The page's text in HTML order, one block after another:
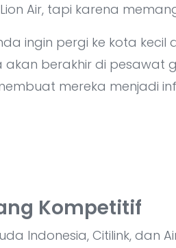
Air, tapi karena
ingin pergi ke kota kecil
berakhir di pesawat
mereka menjadi
Kompetitif
Indonesia, Citilink, dan